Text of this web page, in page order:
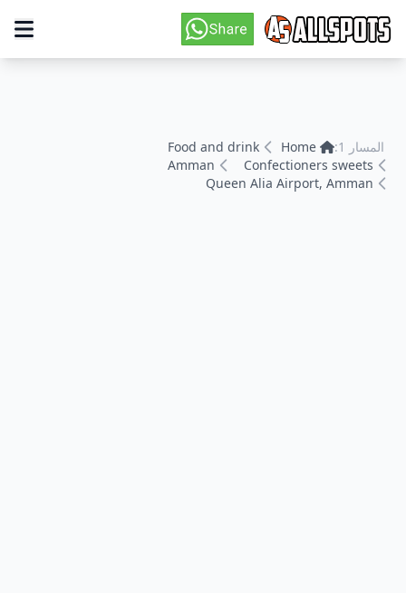
المسار 1: Home
Food and drink
Confectioners sweets
Amman
Queen Alia Airport, Amman